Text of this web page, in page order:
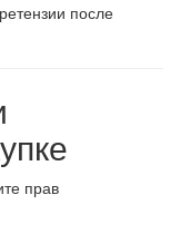
после
прав